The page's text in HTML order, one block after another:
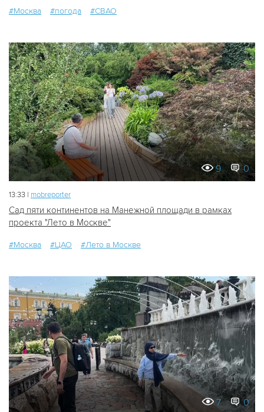
#Москва #погода #СВАО
9 0
13:33 | mobreporter
Сад пяти континентов на Манежной площади в рамках
проекта "Лето в Москве"
#Москва #ЦАО #Лето в Москве
7 0